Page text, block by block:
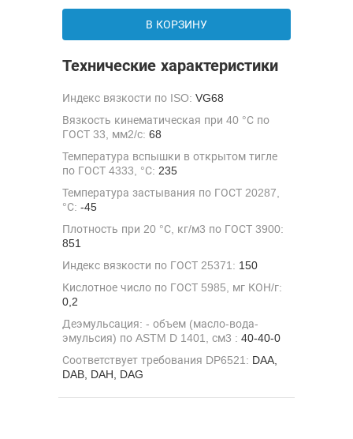
В КОРЗИНУ
Технические характеристики
Индекс вязкости по ISO: VG68
Вязкость кинематическая при 40 °С по
ГОСТ 33, мм2/с: 68
Температура вспышки в открытом тигле
по ГОСТ 4333, °С: 235
Температура застывания по ГОСТ 20287,
°С: -45
Плотность при 20 °С, кг/м3 по ГОСТ 3900:
851
Индекс вязкости по ГОСТ 25371: 150
Кислотное число по ГОСТ 5985, мг КОН/г:
0,2
Деэмульсация: - объем (масло-вода-
эмульсия) по ASTM D 1401, см3 : 40-40-0
Соответствует требования DP6521: DAA,
DAB, DAH, DAG